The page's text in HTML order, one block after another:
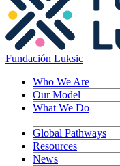
Fundación Luksic
Who We Are
Our Model
What We Do
Global Pathways
Resources
News